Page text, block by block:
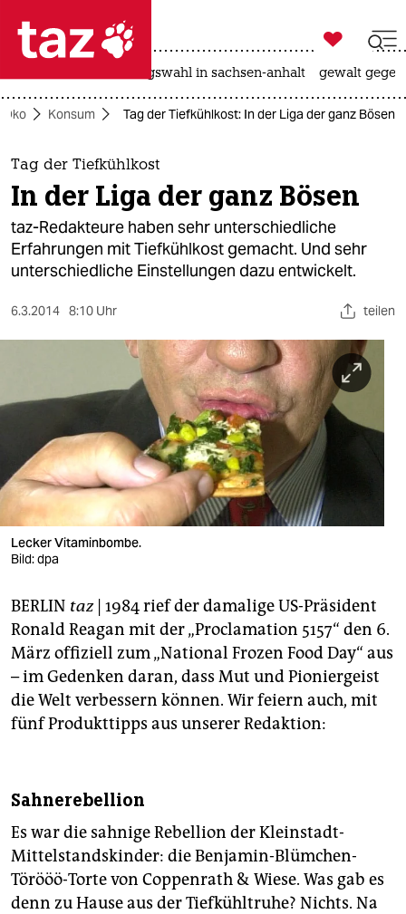
 taz zahl ich
taz zahl ich
themen
politik
öko
berlin
nord
wahrheit
verlag
verlag
veranstaltungen
shop
fragen & hilfe
unterstützen

taz zahl ich
landtagswahl in sachsen-anhalt gewalt
Öko Konsum Tag der Tiefkühlkost: In der Liga der ganz Bösen
Tag der Tiefkühlkost
In der Liga der ganz Bösen
taz-Redakteure haben sehr unterschiedliche
Erfahrungen mit Tiefkühlkost gemacht. Und sehr
unterschiedliche Einstellungen dazu entwickelt.
6.3.2014 8:10 Uhr teilen
Lecker Vitaminbombe.
Bild: dpa
BERLIN taz| 1984 rief der damalige US-Präsident
Ronald Reagan mit der „Proclamation 5157“ den 6.
März offiziell zum „National Frozen Food Day“ aus
– im Gedenken daran, dass Mut und Pioniergeist
die Welt verbessern können. Wir feiern auch, mit
fünf Produkttipps aus unserer Redaktion:
Sahnerebellion
Es war die sahnige Rebellion der Kleinstadt-
Mittelstandskinder: die Benjamin-Blümchen-
Törööö-Torte von Coppenrath & Wiese. Was gab es
denn zu Hause aus der Tiefkühltruhe? Nichts. Na